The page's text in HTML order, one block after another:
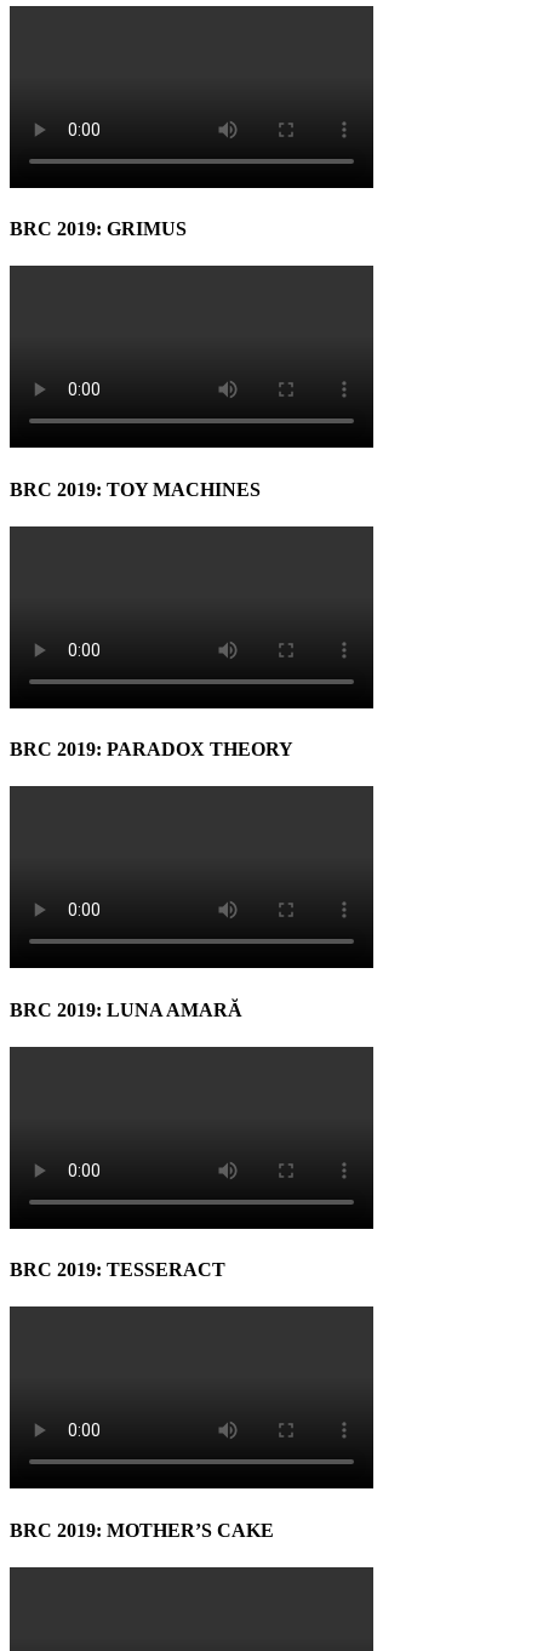
BRC 2019: GRIMUS
BRC 2019: TOY MACHINES
BRC 2019: PARADOX THEORY
BRC 2019: LUNA AMARĂ
BRC 2019: TESSERACT
BRC 2019: MOTHER’S CAKE